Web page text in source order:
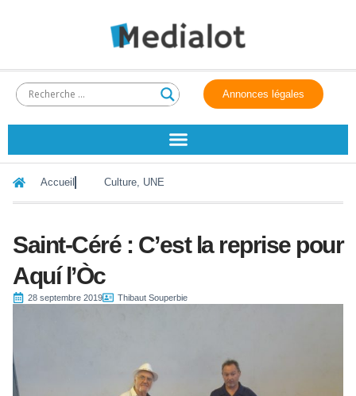
Annonces légales
Accueil Culture, UNE
Saint-Céré : C’est la reprise pour
Aquí l’Òc
28 septembre 2019 Thibaut Souperbie